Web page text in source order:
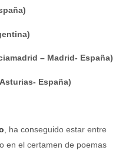
– Madrid- España)
España)
, ha conseguido estar entre
en el certamen de poemas